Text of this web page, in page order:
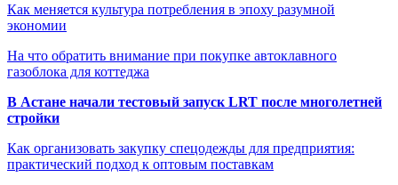
Как меняется культура потребления в эпоху разумной
экономии
На что обратить внимание при покупке автоклавного
газоблока для коттеджа
В Астане начали тестовый запуск LRT после многолетней
стройки
Как организовать закупку спецодежды для предприятия:
практический подход к оптовым поставкам